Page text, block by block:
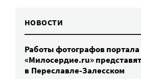
НОВОСТИ
Работы фотографов портала
«Милосердие.ru»
в Переславле-Залесском